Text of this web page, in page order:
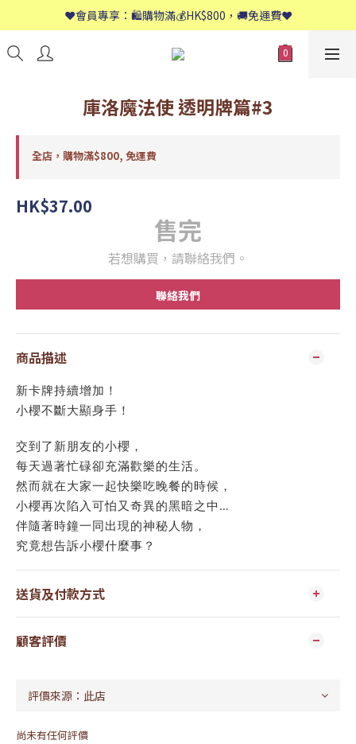
📱歡迎WhatsApp查詢：9558 8661
❤️會員專享：🛍購物滿💰HK$800，🚚免運費❤️
📱歡迎WhatsApp查詢：9558 8661
庫洛魔法使 透明牌篇#3
全店，購物滿$800, 免運費
HK$37.00
售完
若想購買，請聯絡我們。
聯絡我們
商品描述
新卡牌持續增加！
小櫻不斷大顯身手！
交到了新朋友的小櫻，
每天過著忙碌卻充滿歡樂的生活。
然而就在大家一起快樂吃晚餐的時候，
小櫻再次陷入可怕又奇異的黑暗之中…
伴隨著時鐘一同出現的神秘人物，
究竟想告訴小櫻什麼事？
送貨及付款方式
顧客評價
尚未有任何評價